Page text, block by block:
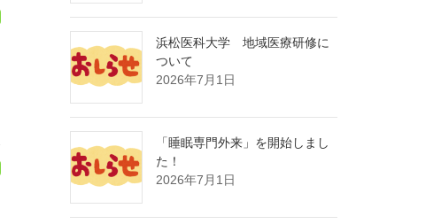
浜松医科大学 地域医療研修に
ついて
2026年7月1日
「睡眠専門外来」を開始しまし
た！
2026年7月1日